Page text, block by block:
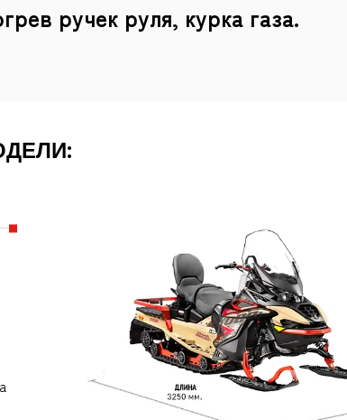
ручек руля, курка газа.